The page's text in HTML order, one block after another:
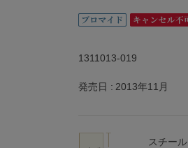
1311013-019
発売日 2013年11月
スチール